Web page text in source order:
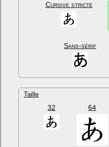
Cursive stricte
Sans-sérif
Taille
32 64